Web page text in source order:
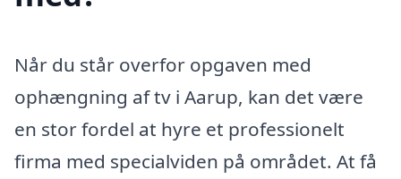
Når du står overfor opgaven med
ophængning af tv i Aarup, kan det være
en stor fordel at hyre et professionelt
firma med specialviden på området. At få